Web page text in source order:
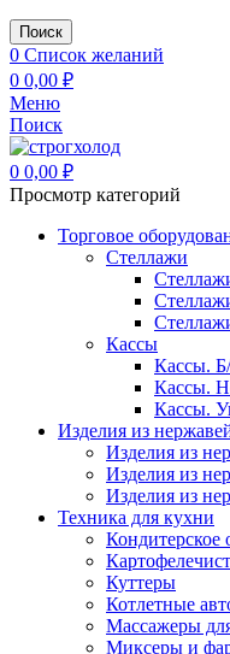
Поиск
0 Список желаний
0 0,00 ₽
Меню
Поиск
0 0,00 ₽
Просмотр категорий
Торговое
Стеллажи
Кассы
Кассы.
Кассы.
Кассы.
Изделия из
Изделия из
Изделия из
Изделия из
Техника для кухни
Кондитерское
Куттеры
Котлетные
Массажеры
Миксеры и